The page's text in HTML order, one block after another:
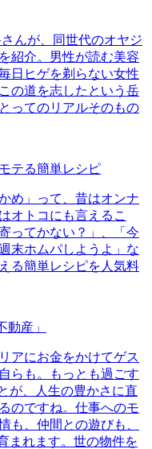
んが、同世代のオヤジ
紹介。男性が読む美容
日ヒゲを剃らない女性
の道を志したという岳
ってのリアルそのもの
テる簡単レシピ
め」って、昔はオンナ
オトコにも言えるこ
ってかない？」、「今
末ホムパしようよ」な
る簡単レシピを人気料
産」
アにお金をかけてゲス
らも。もっとも過ごす
が、人生の豊かさに直
のですね。仕事へのモ
も、仲間との遊びも、
まれます。世の物件を